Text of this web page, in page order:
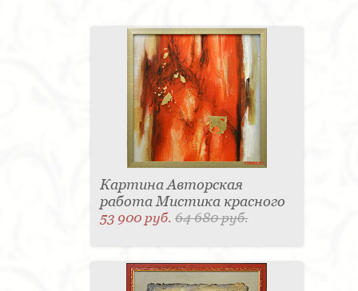
Картина Авторская
работа Мистика красного
53 900 руб.64 680 руб.